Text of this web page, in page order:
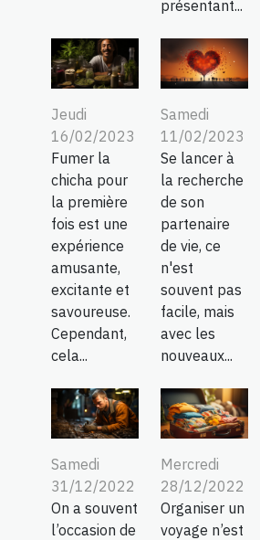
présentant...
Jeudi
16/02/2023
Fumer la
chicha pour
la première
fois est une
expérience
amusante,
excitante et
savoureuse.
Cependant,
cela...
Samedi
11/02/2023
Se lancer à
la recherche
de son
partenaire
de vie, ce
n'est
souvent pas
facile, mais
avec les
nouveaux...
Samedi
31/12/2022
On a souvent
l’occasion de
Mercredi
28/12/2022
Organiser un
voyage n’est